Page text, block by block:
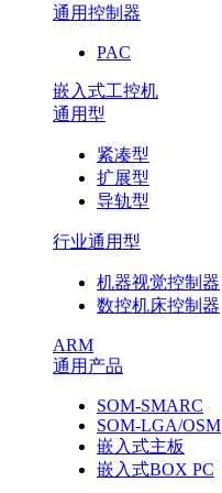
通用控制器
PAC
嵌入式工控机
通用型
紧凑型
扩展型
导轨型
行业通用型
机器视觉控制器
数控机床控制器
ARM
通用产品
SOM-SMARC
SOM-LGA/OSM
嵌入式主板
嵌入式BOX PC